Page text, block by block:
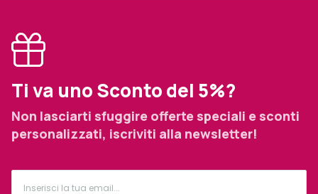
Ti va uno Sconto del 5%?
Non lasciarti sfuggire offerte speciali e sconti
personalizzati, iscriviti alla newsletter!